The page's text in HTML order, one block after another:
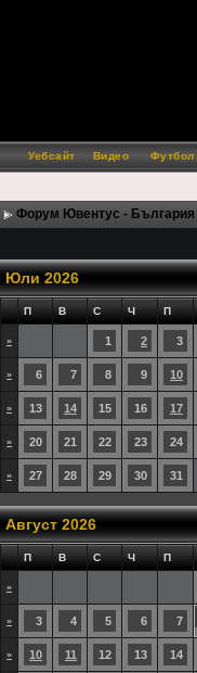
Уебсайт Видео Футбол
Форум Ювентус - България
Юли 2026
П В С Ч П
» 1 2 3
» 6 7 8 9 10
» 13 14 15 16 17
» 20 21 22 23 24
» 27 28 29 30 31
Август 2026
П В С Ч П
»
» 3 4 5 6 7
» 10 11 12 13 14